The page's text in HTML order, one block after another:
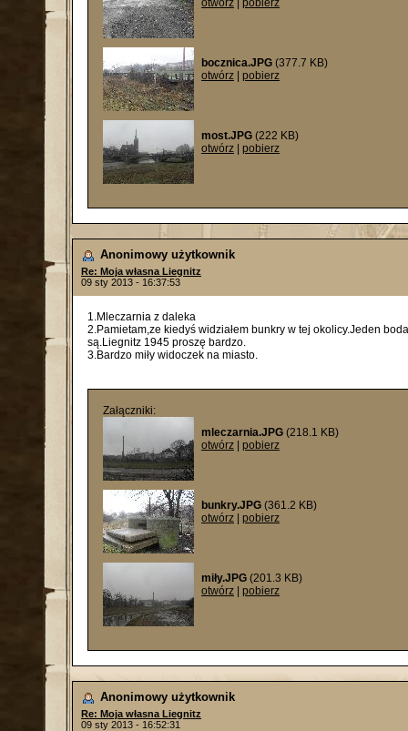
otwórz pobierz
bocznica.JPG (377.7 KB)
otwórz
pobierz
most.JPG (222 KB)
otwórz
pobierz
Anonimowy użytkownik
Re: Moja własna Liegnitz
09 sty 2013 - 16:37:53
1.Mleczarnia z daleka
2.Pamietam,ze kiedyś widziałem bunkry w tej okolicy.Jeden
są.Liegnitz 1945 proszę bardzo.
3.Bardzo miły widoczek na miasto.
Załączniki:
mleczarnia.JPG (218.1 KB)
otwórz
pobierz
bunkry.JPG (361.2 KB)
otwórz
pobierz
miły.JPG (201.3 KB)
otwórz
pobierz
Anonimowy użytkownik
Re: Moja własna Liegnitz
09 sty 2013 - 16:52:31